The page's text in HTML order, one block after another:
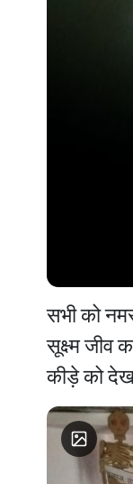
सभी को
सूक्ष्म जीव
कीड़े को